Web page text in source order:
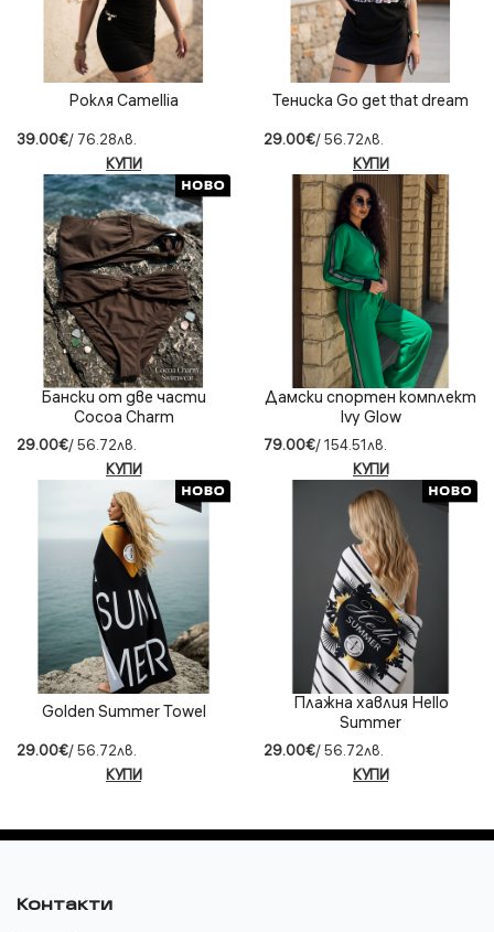
Рокля Camellia
39.00€/ 76.28лв.
КУПИ
Тениска Go get that dream
29.00€/ 56.72лв.
КУПИ
Бански от две части
Cocoa Charm
29.00€/ 56.72лв.
КУПИ
Дамски спортен комплект
Ivy Glow
79.00€/ 154.51лв.
КУПИ
Golden Summer Towel
29.00€/ 56.72лв.
КУПИ
Плажна хавлия Hello
Summer
29.00€/ 56.72лв.
КУПИ
Контакти